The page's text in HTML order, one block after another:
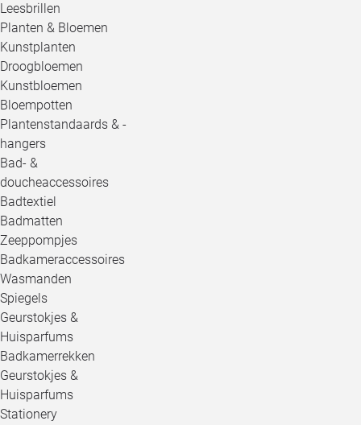
Leesbrillen
Planten & Bloemen
Kunstplanten
Droogbloemen
Kunstbloemen
Bloempotten
Plantenstandaards & -
hangers
Bad- &
doucheaccessoires
Badtextiel
Badmatten
Zeeppompjes
Badkameraccessoires
Wasmanden
Spiegels
Geurstokjes &
Huisparfums
Badkamerrekken
Geurstokjes &
Huisparfums
Stationery